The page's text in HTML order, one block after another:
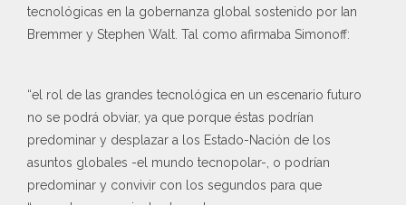
tecnológicas en la gobernanza global sostenido por Ian
Bremmer y Stephen Walt. Tal como afirmaba Simonoff:
“el rol de las grandes tecnológica en un escenario futuro
no se podrá obviar, ya que porque éstas podrían
predominar y desplazar a los Estado-Nación de los
asuntos globales -el mundo tecnopolar-, o podrían
predominar y convivir con los segundos para que